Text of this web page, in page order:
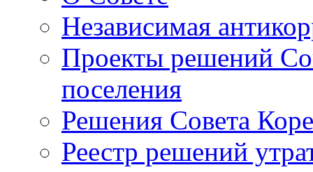
Независимая
Проекты решений
поселения
Решения Совета
Реестр решений